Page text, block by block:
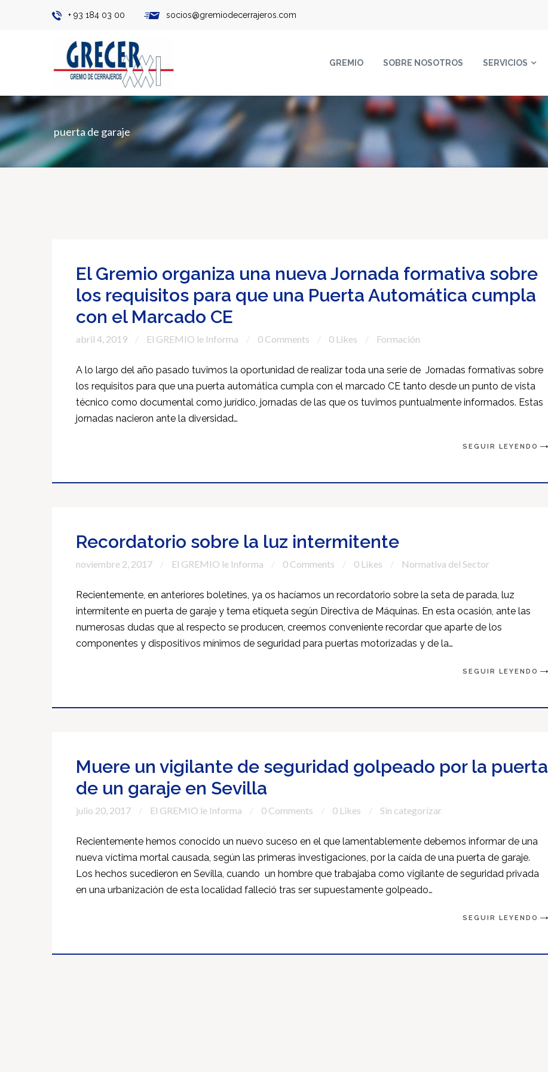
+ 93 184 03 00 socios@gremiodecerrajeros.com
GREMIO SOBRE NOSOTROS SERVICIOS
puerta de garaje
El Gremio organiza una nueva Jornada formativa sobre
los requisitos para que una Puerta Automática cumpla
con el Marcado CE
abril 4, 2019 El GREMIO le Informa 0 Comments 0 Likes Formación
A lo largo del año pasado tuvimos la oportunidad de realizar toda una serie de Jornadas formativas sobre
los requisitos para que una puerta automática cumpla con el marcado CE tanto desde un punto de vista
técnico como documental como jurídico, jornadas de las que os tuvimos puntualmente informados. Estas
jornadas nacieron ante la diversidad…
SEGUIR LEYENDO
Recordatorio sobre la luz intermitente
noviembre 2, 2017 El GREMIO le Informa 0 Comments 0 Likes Normativa del Sector
Recientemente, en anteriores boletines, ya os hacíamos un recordatorio sobre la seta de parada, luz
intermitente en puerta de garaje y tema etiqueta según Directiva de Máquinas. En esta ocasión, ante las
numerosas dudas que al respecto se producen, creemos conveniente recordar que aparte de los
componentes y dispositivos mínimos de seguridad para puertas motorizadas y de la…
SEGUIR LEYENDO
Muere un vigilante de seguridad golpeado por la puerta
de un garaje en Sevilla
julio 20, 2017 El GREMIO le Informa 0 Comments 0 Likes Sin categorizar
Recientemente hemos conocido un nuevo suceso en el que lamentablemente debemos informar de una
nueva víctima mortal causada, según las primeras investigaciones, por la caída de una puerta de garaje.
Los hechos sucedieron en Sevilla, cuando un hombre que trabajaba como vigilante de seguridad privada
en una urbanización de esta localidad falleció tras ser supuestamente golpeado…
SEGUIR LEYENDO